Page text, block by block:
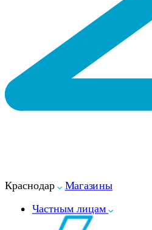
Краснодар
Магазины
Частным лицам